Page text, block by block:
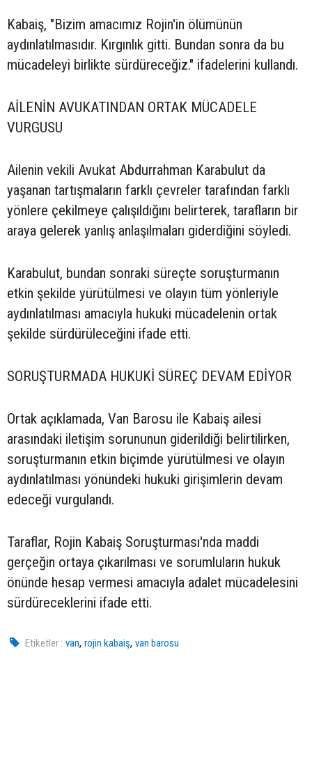
Kabaiş, "Bizim amacımız Rojin'in ölümünün
aydınlatılmasıdır. Kırgınlık gitti. Bundan sonra da bu
mücadeleyi birlikte sürdüreceğiz." ifadelerini kullandı.
AİLENİN AVUKATINDAN ORTAK MÜCADELE
VURGUSU
Ailenin vekili Avukat Abdurrahman Karabulut da
yaşanan tartışmaların farklı çevreler tarafından farklı
yönlere çekilmeye çalışıldığını belirterek, tarafların bir
araya gelerek yanlış anlaşılmaları giderdiğini söyledi.
Karabulut, bundan sonraki süreçte soruşturmanın
etkin şekilde yürütülmesi ve olayın tüm yönleriyle
aydınlatılması amacıyla hukuki mücadelenin ortak
şekilde sürdürüleceğini ifade etti.
SORUŞTURMADA HUKUKİ SÜREÇ DEVAM EDİYOR
Ortak açıklamada, Van Barosu ile Kabaiş ailesi
arasındaki iletişim sorununun giderildiği belirtilirken,
soruşturmanın etkin biçimde yürütülmesi ve olayın
aydınlatılması yönündeki hukuki girişimlerin devam
edeceği vurgulandı.
Taraflar, Rojin Kabaiş Soruşturması'nda maddi
gerçeğin ortaya çıkarılması ve sorumluların hukuk
önünde hesap vermesi amacıyla adalet mücadelesini
sürdüreceklerini ifade etti.
Etiketler : van,rojin kabaiş,van barosu